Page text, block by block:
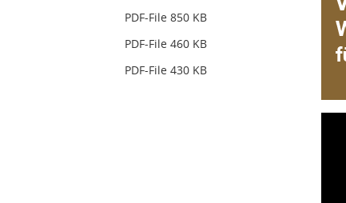
PDF-File 850 KB
PDF-File 460 KB
PDF-File 430 KB